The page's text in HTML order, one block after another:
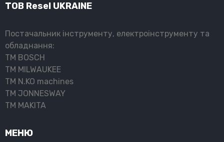
ТОВ Resel UKRAINE
Постачальник інструменту, електроінструменту та
обладнання:
ТМ BOSCH
ТМ MILWAUKEE
ТМ N.KO machines
ТМ JONNESWAY
ТМ MAKITA
МЕНЮ